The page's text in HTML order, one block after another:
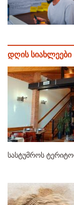
დღის სიახლეები
სასტუმროს